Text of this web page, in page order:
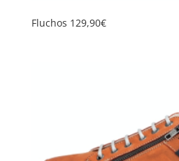
Fluchos 129,90€